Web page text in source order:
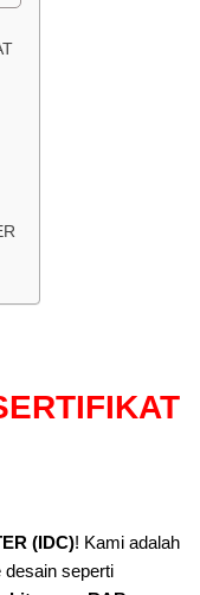
(IDC)! Kami adalah
desain seperti